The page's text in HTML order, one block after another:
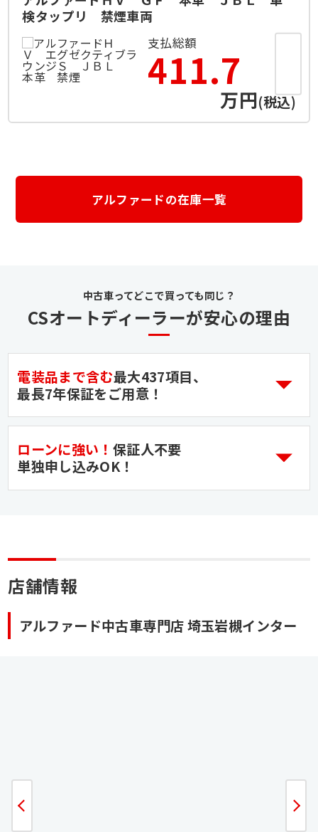
検タップリ 禁煙車両
支払総額
411.7
万円(税込)
アルファードの在庫一覧
CSオートディーラーが安心の理由
電装品まで含む最大437項目、
最長7年保証をご用意！
ローンに強い！ 保証人不要
単独申し込みOK！
店舗情報
アルファード中古車専門店 埼玉岩槻インター